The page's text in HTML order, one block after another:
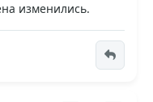
изменились.